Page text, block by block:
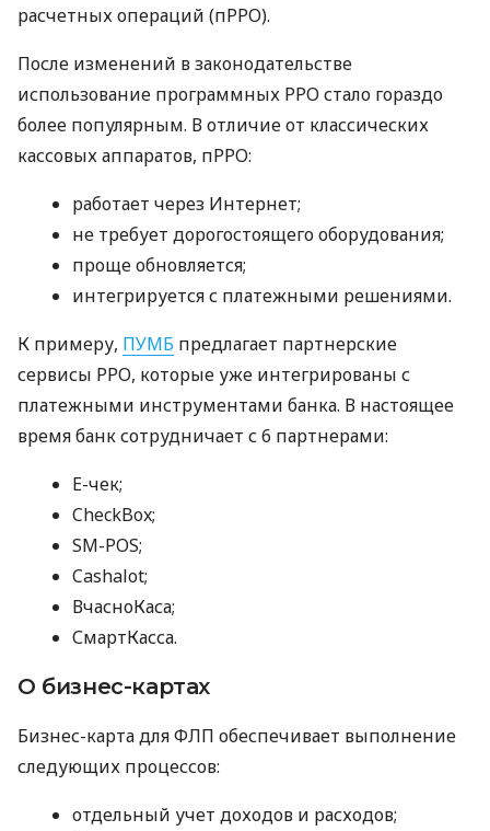
расчетных операций (пРРО).
После изменений в законодательстве
использование программных РРО стало гораздо
более популярным. В отличие от классических
кассовых аппаратов, пРРО:
работает через Интернет;
не требует дорогостоящего оборудования;
проще обновляется;
интегрируется с платежными решениями.
К примеру, ПУМБ предлагает партнерские
сервисы РРО, которые уже интегрированы с
платежными инструментами банка. В настоящее
время банк сотрудничает с 6 партнерами:
E-чек;
CheckBox;
SM-POS;
Cashalot;
ВчасноКаса;
СмартКасса.
О бизнес-картах
Бизнес-карта для ФЛП обеспечивает выполнение
следующих процессов:
отдельный учет доходов и расходов;